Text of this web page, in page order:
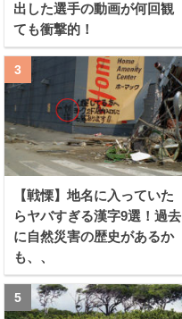
出した選手の動画が何回観
ても衝撃的！
【戦慄】地名に入っていた
らヤバすぎる漢字9選！過去
に自然災害の歴史があるか
も、、